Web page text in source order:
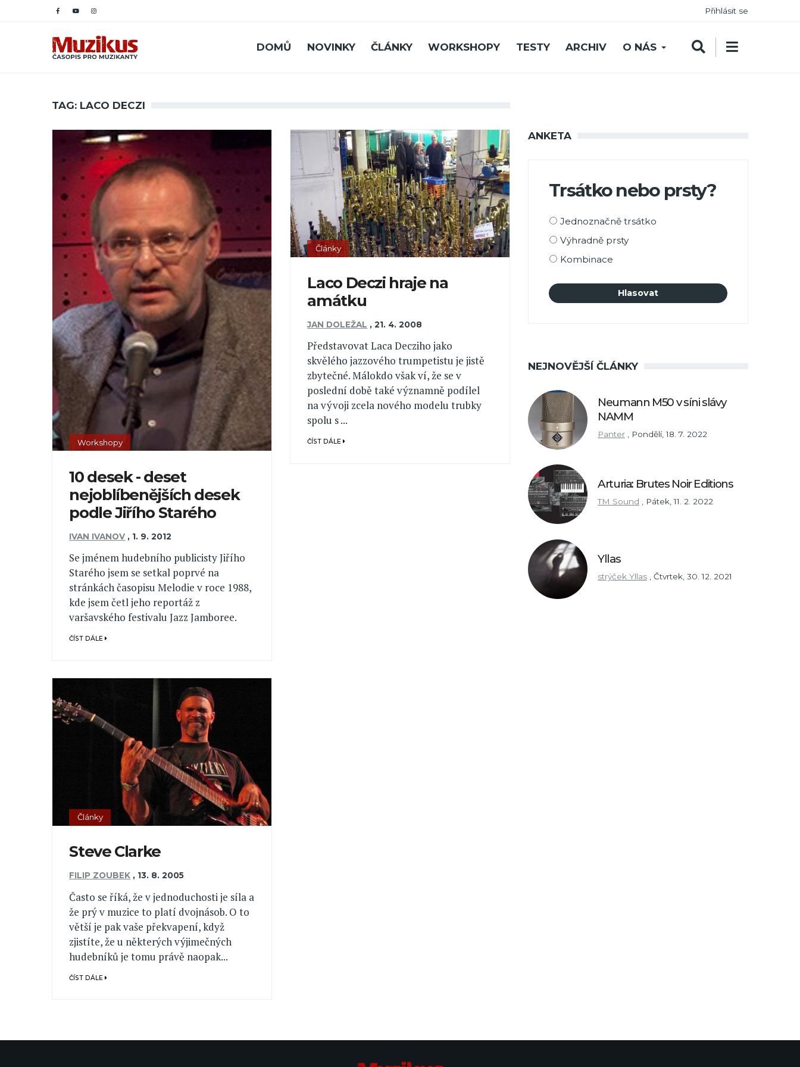
Přihlásit se
DOMŮ NOVINKY ČLÁNKY WORKSHOPY TESTY ARCHIV O NÁS
TAG: LACO DECZI
Workshopy
10 desek - deset
nejoblíbenějších desek
podle Jiřího Starého
IVAN IVANOV , 1. 9. 2012
Se jménem hudebního publicisty Jiřího
Starého jsem se setkal poprvé na
stránkách časopisu Melodie v roce 1988,
kde jsem četl jeho reportáž z
varšavského festivalu Jazz Jamboree.
ČÍST DÁLE
Články
Laco Deczi hraje na
amátku
JAN DOLEŽAL ,21. 4. 2008
Představovat Laca Decziho jako
skvělého jazzového trumpetistu je jistě
zbytečné. Málokdo však ví, že se v
poslední době také významně podílel
na vývoji zcela nového modelu trubky
spolu s ...
ČÍST DÁLE
Články
Steve Clarke
FILIP ZOUBEK , 13. 8. 2005
Často se říká, že v jednoduchosti je síla a
že prý v muzice to platí dvojnásob. O to
větší je pak vaše překvapení, když
zjistíte, že u některých výjimečných
hudebníků je tomu právě naopak...
ČÍST DÁLE
ANKETA
Trsátko nebo prsty?
Možnosti
Jednoznačně trsátko
Výhradně prsty
Kombinace
NEJNOVĚJŠÍ ČLÁNKY
Neumann M50 v síni slávy
NAMM
Panter Pondělí, 18. 7. 2022
Arturia: Brutes Noir Editions
TM Sound Pátek, 11. 2. 2022
Yllas
strýček Yllas Čtvrtek, 30. 12. 2021